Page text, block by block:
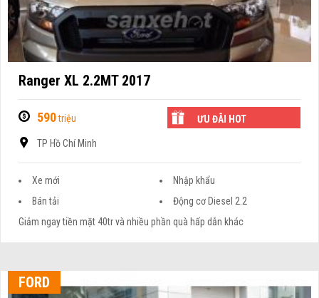
Ranger XL 2.2MT 2017
590triệu ƯU ĐÃI HOT
TP Hồ Chí Minh
Xe mới
Nhập khẩu
Bán tải
Động cơ Diesel 2.2
Giảm ngay tiền mặt 40tr và nhiều phần quà hấp dẫn khác
FORD